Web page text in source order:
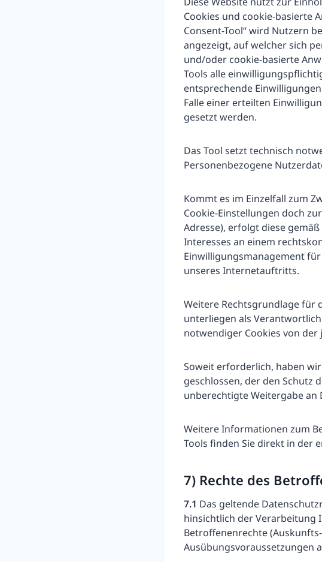
Cookies und cookie-basierte
Consent-Tool“ wird Nutzern
angezeigt, auf welcher sich
und/oder cookie-basierte
Tools alle
entsprechende
Falle einer erteilten
gesetzt werden.
Das Tool setzt technisch
Personenbezogene
Kommt es im Einzelfall zum
Cookie-Einstellungen doch
Adresse), erfolgt diese
Interesses an einem
Einwilligungsmanagement
unseres Internetauftritts.
Weitere Rechtsgrundlage für
unterliegen als
notwendiger Cookies von
Soweit erforderlich, haben
geschlossen, der den Schutz
unberechtigte Weitergabe
Weitere Informationen zum
Tools finden Sie direkt in der
7) Rechte des
7.1 Das geltende
hinsichtlich der Verarbeitung
Betroffenenrechte
Ausübungsvoraussetzungen